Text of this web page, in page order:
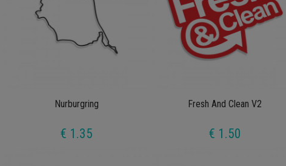
Nurburgring
€ 1.35
Fresh And Clean V2
€ 1.50